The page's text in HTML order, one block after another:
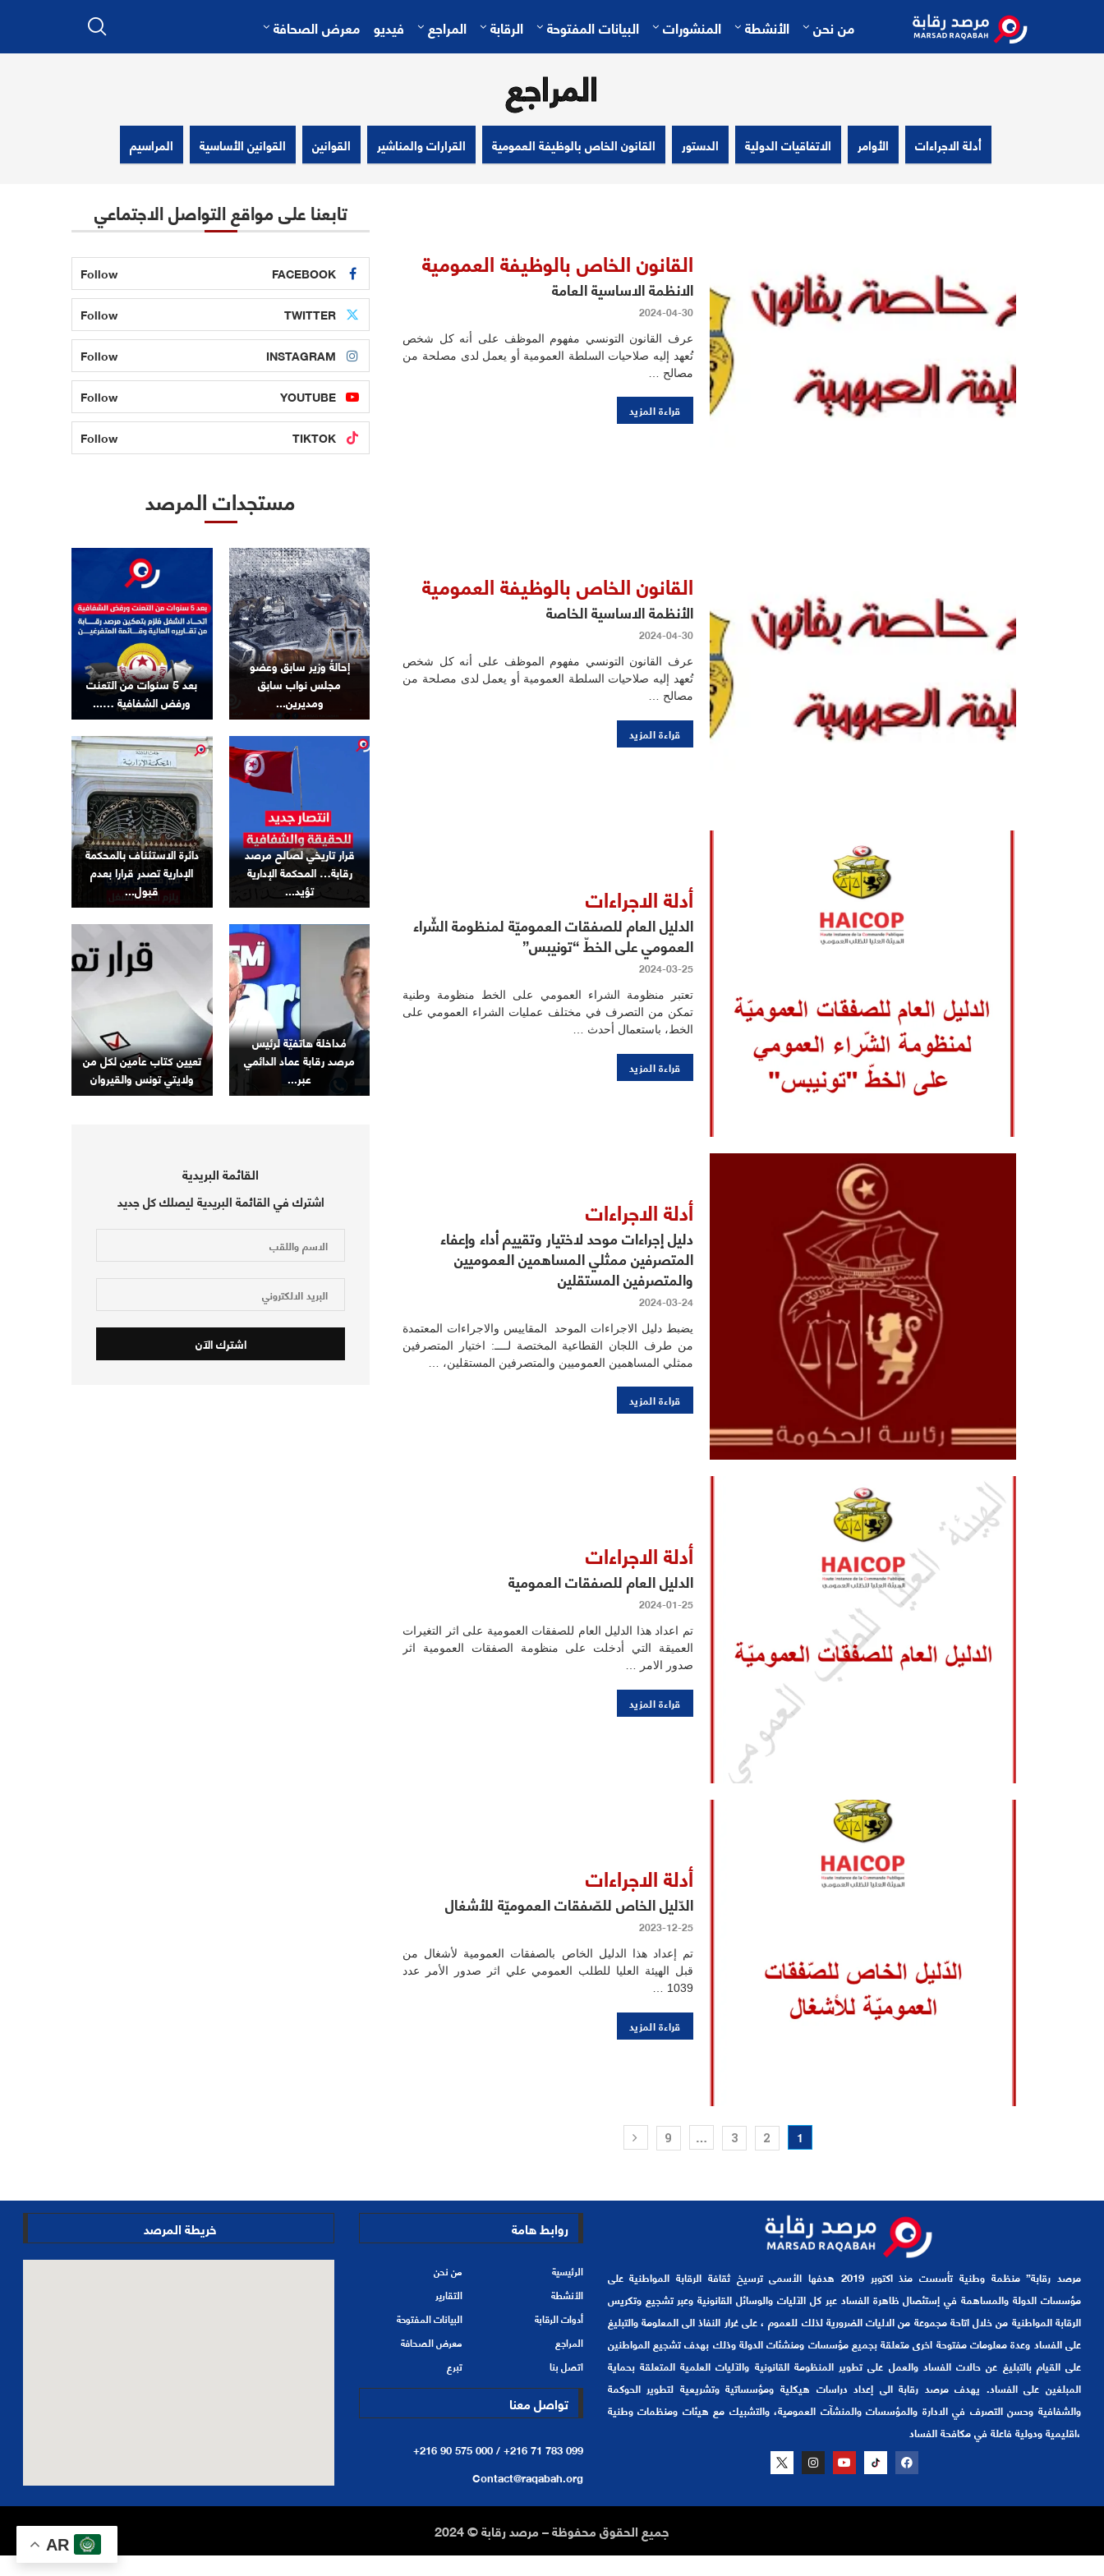
من نحن الأنشطة المنشورات البيانات المفتوحة الرقابة المراجع فيديو معرض الصحافة
المراجع
أدلة الاجراءات الأوامر الاتفاقيات الدولية الدستور القانون الخاص بالوظيفة العمومية القرارات والمناشير القوانين القوانين الأساسية المراسيم
القانون الخاص بالوظيفة العمومية
الانظمة الاساسية العامة
2024-04-30
عرف القانون التونسي مفهوم الموظف على أنه كل شخص
تُعهد إليه صلاحيات السلطة العمومية أو يعمل لدى مصلحة من
مصالح …
قراءة المزيد
القانون الخاص بالوظيفة العمومية
الأنظمة الاساسية الخاصة
2024-04-30
عرف القانون التونسي مفهوم الموظف على أنه كل شخص
تُعهد إليه صلاحيات السلطة العمومية أو يعمل لدى مصلحة من
مصالح …
قراءة المزيد
أدلة الاجراءات
الدليل العام للصفقات العموميّة لمنظومة الشّراء
العمومي على الخطّ “تونيبس”
2024-03-25
تعتبر منظومة الشراء العمومي على الخط منظومة وطنية
تمكن من التصرف في مختلف عمليات الشراء العمومي على
الخط، باستعمال أحدث …
قراءة المزيد
أدلة الاجراءات
دليل إجراءات موحد لاختيار وتقييم أداء وإعفاء
المتصرفين ممثلي المساهمين العموميين
والمتصرفين المستقلين
2024-03-24
يضبط دليل الاجراءات الموحد المقاييس والاجراءات المعتمدة
من طرف اللجان القطاعية المختصة لــــ: اختيار المتصرفين
ممثلي المساهمين العموميين والمتصرفين المستقلين، …
قراءة المزيد
أدلة الاجراءات
الدليل العام للصفقات العمومية
2024-01-25
تم اعداد هذا الدليل العام للصفقات العمومية على اثر التغيرات
العميقة التي أدخلت على منظومة الصفقات العمومية اثر
صدور الامر …
قراءة المزيد
أدلة الاجراءات
الدّليل الخاص للصّفقات العموميّة للأشغال
2023-12-25
تم إعداد هذا الدليل الخاص بالصفقات العمومية لأشغال من
قبل الهيئة العليا للطلب العمومي علي اثر صدور الأمر عدد
1039 …
قراءة المزيد
1
2
3
…
9
تابعنا على مواقع التواصل الاجتماعي
FACEBOOK
Follow
TWITTER
Follow
INSTAGRAM
Follow
YOUTUBE
Follow
TIKTOK
Follow
مستجدات المرصد
إحالةُ وزير سابق وعضو
مجلس نواب سابق
ومديرين...
بعد 5 سنوات من التعنت
ورفض الشفافية …...
قرار تاريخي لصالح مرصد
رقابة… المحكمة الإدارية
تؤيد...
دائرة الاستئناف بالمحكمة
الإدارية تصدر قرارا بعدم
قبول...
مُداخلة هاتفيّة لرئيس
مرصد رقابة عماد الدائمي
عبر...
تعيين كتاب عامين لكل من
ولايتي تونس والقيروان
القائمة البريدية
اشترك في القائمة البريدية ليصلك كل جديد
مرصد رقابة” منظمة وطنية تأسست منذ اكتوبر 2019 هدفها الأسمى ترسيخ ثقافة الرقابة المواطنية على
مؤسسات الدولة والمساهمة في إستئصال ظاهرة الفساد عبر كل الآليات والوسائل القانونية وعبر تشجيع وتكريس
الرقابة المواطنية من خلال اتاحة مجموعة من الاليات الضرورية لذلك للعموم ، على غرار النفاذ الى المعلومة والتبليغ
على الفساد وعدة معلومات مفتوحة اخرى متعلقة بجميع مؤسسات ومنشئات الدولة وذلك بهدف تشجيع المواطنين
على القيام بالتبليغ عن حالات الفساد والعمل على تطوير المنظومة القانونية والآليات العلمية المتعلقة بحماية
المبلغين على الفساد. يهدف مرصد رقابة الى إعداد دراسات هيكلية ومؤسساتية وتشريعية لتطوير الحوكمة
والشفافية وحسن التصرف في الادارة والمؤسسات والمنشآت العمومية، والتشبيك مع هيئات ومنظمات وطنية
،اقليمية ودولية فاعلة في مكافحة الفساد
روابط هامة
الرئيسية
من نحن
الأنشطة
التقارير
أدوات الرقابة
البيانات المفتوحة
المراجع
معرض الصحافة
اتصل بنا
تبرع
تواصل معنا
+216 90 575 000 /+216 71 783 099
Contact@raqabah.org
خريطة المرصد
جميع الحقوق محفوظة – مرصد رقابة © 2024
AR